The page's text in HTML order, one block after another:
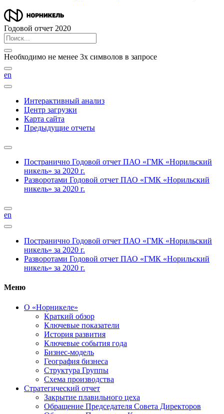
Годовой отчет 2020
Необходимо не менее 3х символов в запросе
en
Интерактивный анализ
Центр загрузки
Карта сайта
Предыдущие отчеты
Постранично Годовой отчет ПАО «ГМК «Норильский
никель» за 2020 г.
Разворотами Годовой отчет ПАО «ГМК «Норильский
никель» за 2020 г.
en
Постранично Годовой отчет ПАО «ГМК «Норильский
никель» за 2020 г.
Разворотами Годовой отчет ПАО «ГМК «Норильский
никель» за 2020 г.
Меню
О «Норникеле»
Краткий обзор
Ключевые показатели
История развития
Ключевые события года
Бизнес-модель
География бизнеса
Структура Группы
Схема производства
Стратегический отчет
Закрытие плавильного цеха
Обращение Председателя Совета Директоров